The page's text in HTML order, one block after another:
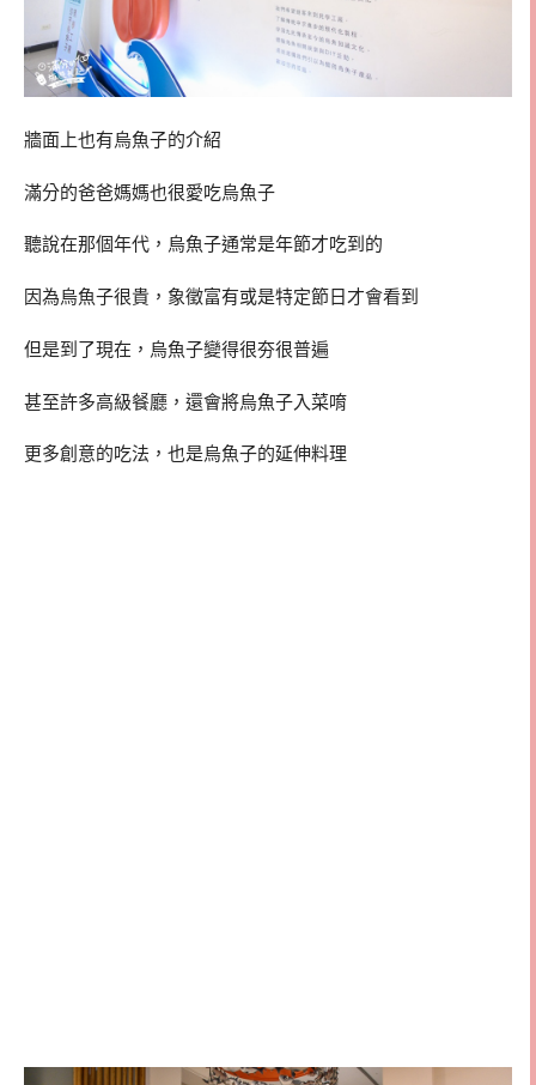
牆面上也有烏魚子的介紹
滿分的爸爸媽媽也很愛吃烏魚子
聽說在那個年代，烏魚子通常是年節才吃到的
因為烏魚子很貴，象徵富有或是特定節日才會看到
但是到了現在，烏魚子變得很夯很普遍
甚至許多高級餐廳，還會將烏魚子入菜唷
更多創意的吃法，也是烏魚子的延伸料理